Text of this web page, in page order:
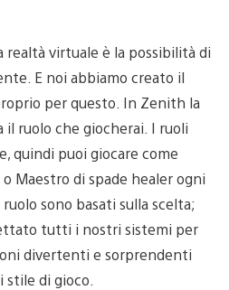
realtà virtuale è la possibilità di
E noi abbiamo creato il
per questo. In Zenith la
il ruolo che giocherai. I ruoli
quindi puoi giocare come
Maestro di spade healer ogni
sono basati sulla scelta;
tutti i nostri sistemi per
divertenti e sorprendenti
stile di gioco.